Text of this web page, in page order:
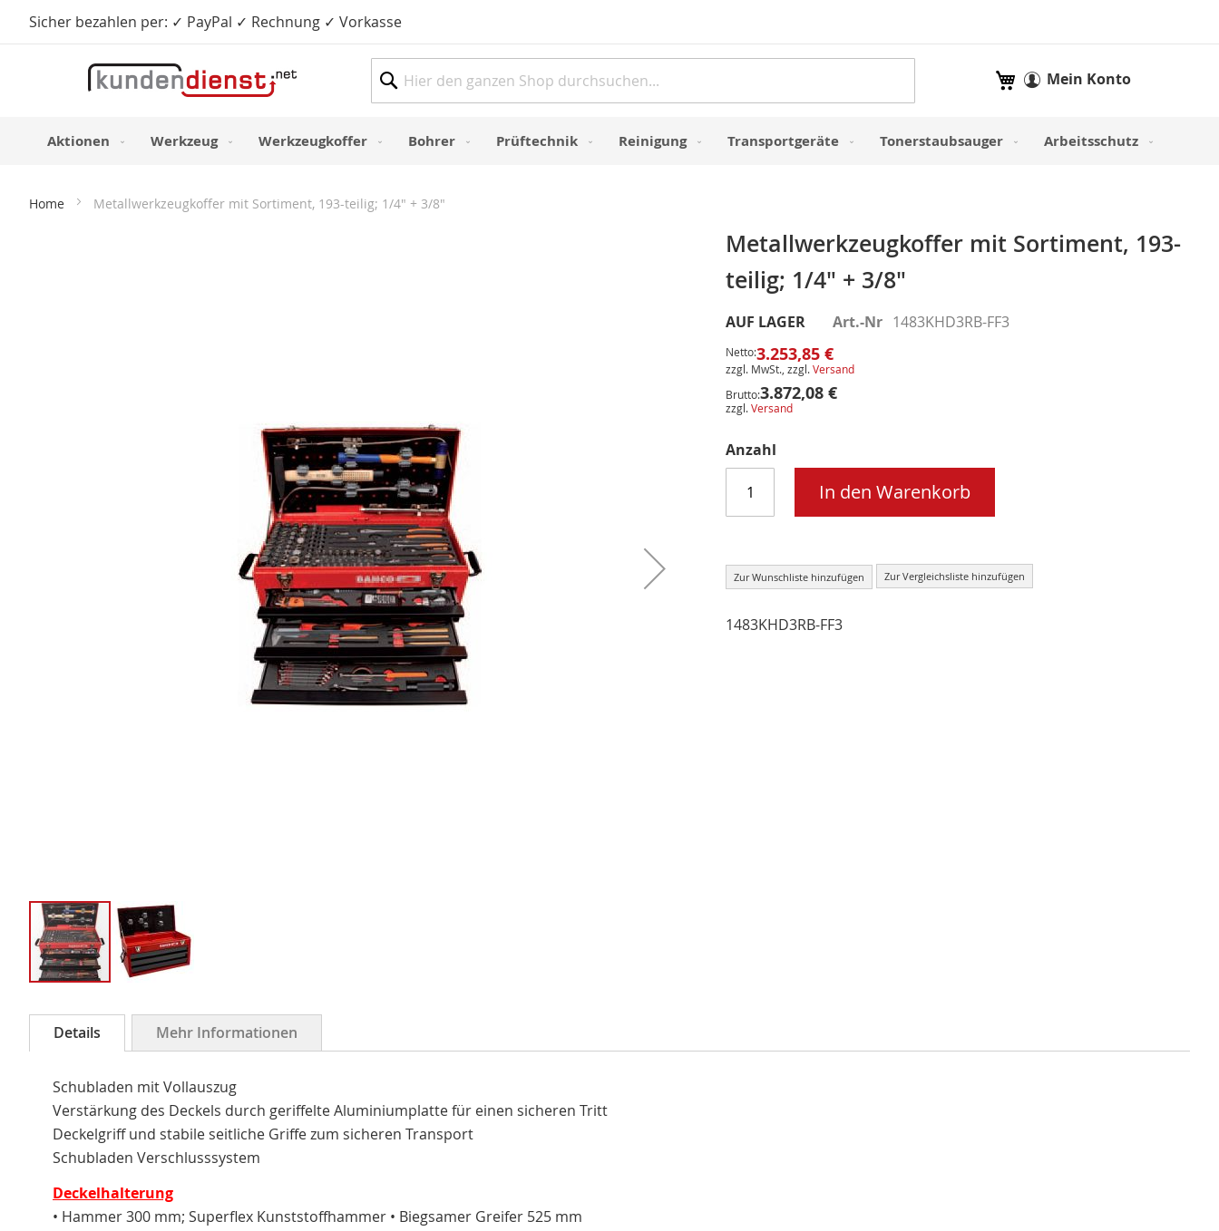
Sicher bezahlen per: ✓ PayPal ✓ Rechnung ✓ VorkasseDirekt
Mein Warenkorb
Mein Konto
Aktionen Werkzeug Werkzeugkoffer Bohrer Prüftechnik Reinigung Transportgeräte Tonerstaubsauger Arbeitsschutz
Home Metallwerkzeugkoffer mit Sortiment, 193-teilig; 1/4" + 3/8"
Metallwerkzeugkoffer mit Sortiment, 193-
teilig; 1/4" + 3/8"
AUF LAGER Art.-Nr 1483KHD3RB-FF3
Netto:3.253,85 €
zzgl. MwSt., zzgl.Versand
Brutto:3.872,08 €
zzgl.Versand
Anzahl
In den Warenkorb
Zur Wunschliste hinzufügen Zur Vergleichsliste hinzufügen
1483KHD3RB-FF3
Anfang
springen
Details
Schubladen mit Vollauszug
Verstärkung des Deckels durch geriffelte Aluminiumplatte für einen sicheren Tritt
Deckelgriff und stabile seitliche Griffe zum sicheren Transport
Schubladen Verschlusssystem
Deckelhalterung
• Hammer 300 mm; Superflex Kunststoffhammer • Biegsamer Greifer 525 mm
Mehr Informationen